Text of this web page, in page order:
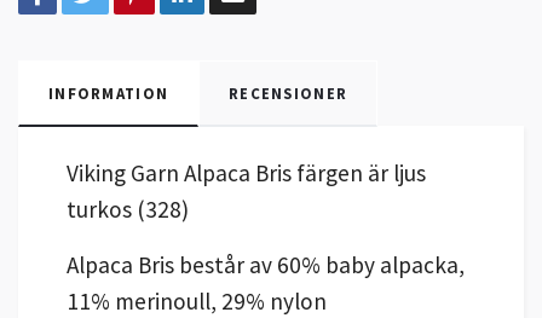
INFORMATION RECENSIONER
Viking Garn Alpaca Bris färgen är ljus
turkos (328)
Alpaca Bris består av 60% baby alpacka,
11% merinoull, 29% nylon